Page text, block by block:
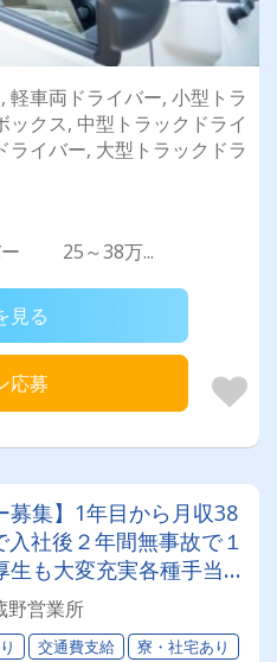
軽車両ドライバー, 小型トラ
ックス, 中型トラックドライ
ライバー, 大型トラックドラ
ー 25～38万...
見る
応募
募集】1年目から月収38
社後２年間無事故で１
も大変充実各種手当が
上完全取得★＼山崎製
ませんか？／
野営業所
交通費支給
寮・社宅あり